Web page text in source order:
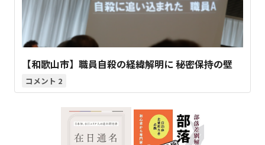
【和歌山市】職員自殺の経緯解明に 秘密保持の壁
2